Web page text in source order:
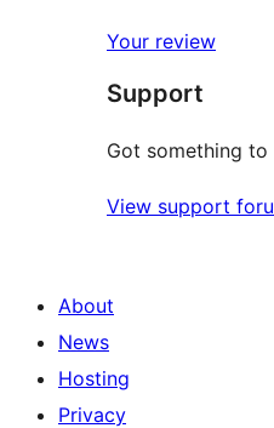
Your review
Support
Got something to
View support
About
News
Hosting
Privacy